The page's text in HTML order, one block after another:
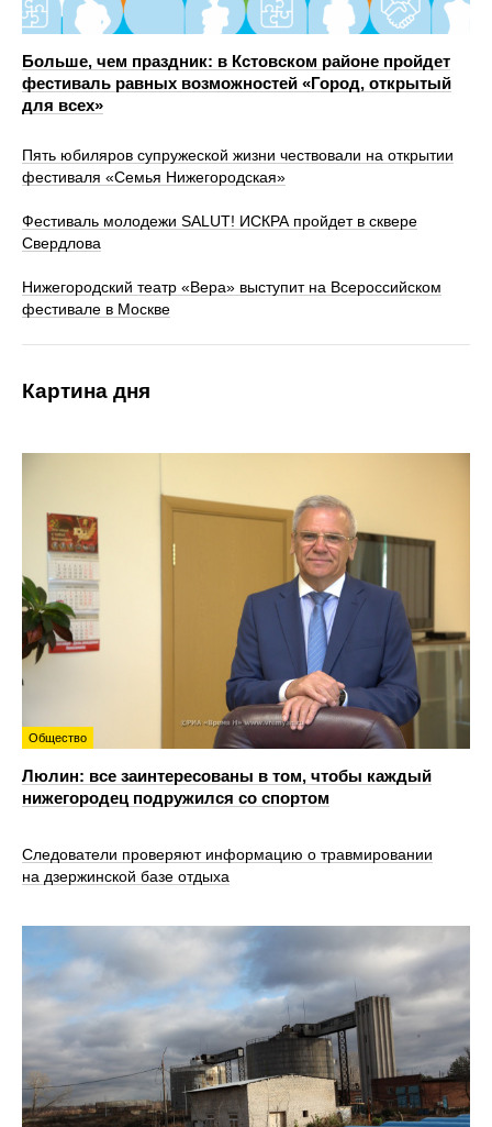
Больше, чем праздник: в Кстовском районе пройдет
фестиваль равных возможностей «Город, открытый
для всех»
Пять юбиляров супружеской жизни чествовали на открытии
фестиваля «Семья Нижегородская»
Фестиваль молодежи SALUT! ИСКРА пройдет в сквере
Свердлова
Нижегородский театр «Вера» выступит на Всероссийском
фестивале в Москве
Картина дня
Общество
Люлин: все заинтересованы в том, чтобы каждый
нижегородец подружился со спортом
Следователи проверяют информацию о травмировании
на дзержинской базе отдыха